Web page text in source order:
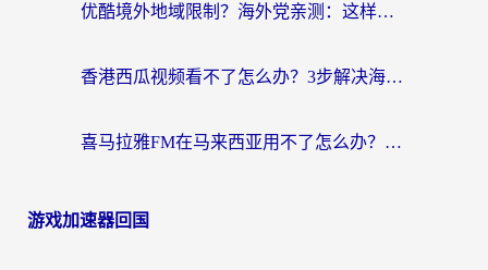
优酷境外地域限制？海外党亲测：这样看国内剧再也不卡（附3个实用场景解决）
香港西瓜视频看不了怎么办？3步解决海外追剧难题，附靠谱加速器推荐
喜马拉雅FM在马来西亚用不了怎么办？海外华人亲测有效的回国加速指南
游戏加速器回国